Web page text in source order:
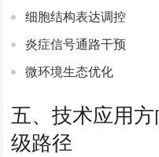
细胞结构表达调控
炎症信号通路干预
微环境生态优化
五、技术应用
级路径